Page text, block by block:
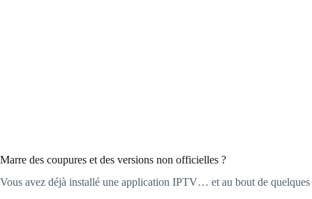
Marre des coupures et des versions non officielles ?
Vous avez déjà installé une application IPTV… et au bout de